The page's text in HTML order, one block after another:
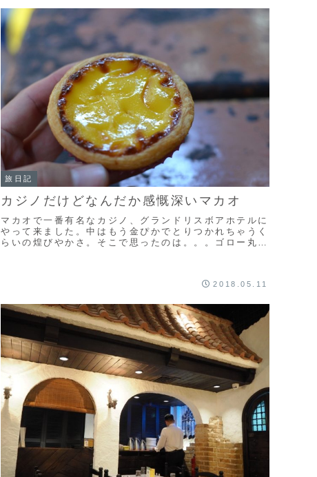
旅日記
カジノだけどなんだか感慨深いマカオ
マカオで一番有名なカジノ、グランドリスボアホテルに
やって来ました。中はもう金ぴかでとりつかれちゃうく
らいの煌びやかさ。そこで思ったのは。。。ゴロー丸一
2018.05.11